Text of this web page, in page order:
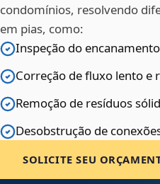
condomínios, resolvendo
em pias, como:
Inspeção do
Correção de fluxo lento e
Remoção de resíduos
Desobstrução de
SOLICITE SEU